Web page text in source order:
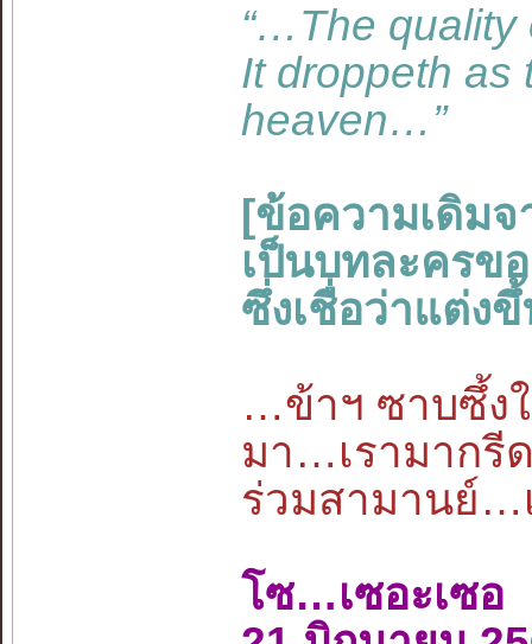
“…The quality
It droppeth as
heaven…”
[ข้อความเดิม
เป็นบทละครข
ซึ่งเชื่อว่าแต่ง
…ข้าฯ ซาบซึ้ง
มา…เรามากรี
ร่วมสามานย์…
โซ…เซอะเซอ